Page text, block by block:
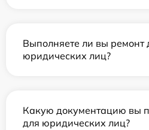
Выполняете ли вы ремонт
юридических лиц?
Какую документацию вы
для юридических лиц?